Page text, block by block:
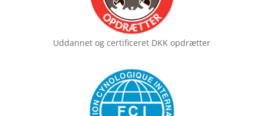
Uddannet og certificeret DKK opdrætter